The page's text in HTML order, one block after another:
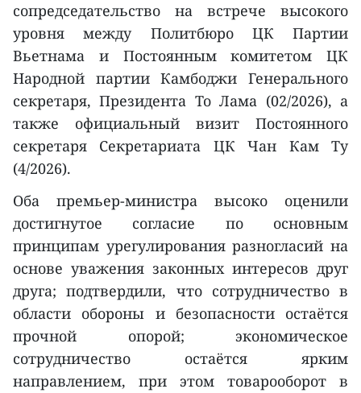
сопредседательство на встрече высокого
уровня между Политбюро ЦК Партии
Вьетнама и Постоянным комитетом ЦК
Народной партии Камбоджи Генерального
секретаря, Президента То Лама (02/2026), а
также официальный визит Постоянного
секретаря Секретариата ЦК Чан Кам Ту
(4/2026).
Оба премьер-министра высоко оценили
достигнутое согласие по основным
принципам урегулирования разногласий на
основе уважения законных интересов друг
друга; подтвердили, что сотрудничество в
области обороны и безопасности остаётся
прочной опорой; экономическое
сотрудничество остаётся ярким
направлением, при этом товарооборот в